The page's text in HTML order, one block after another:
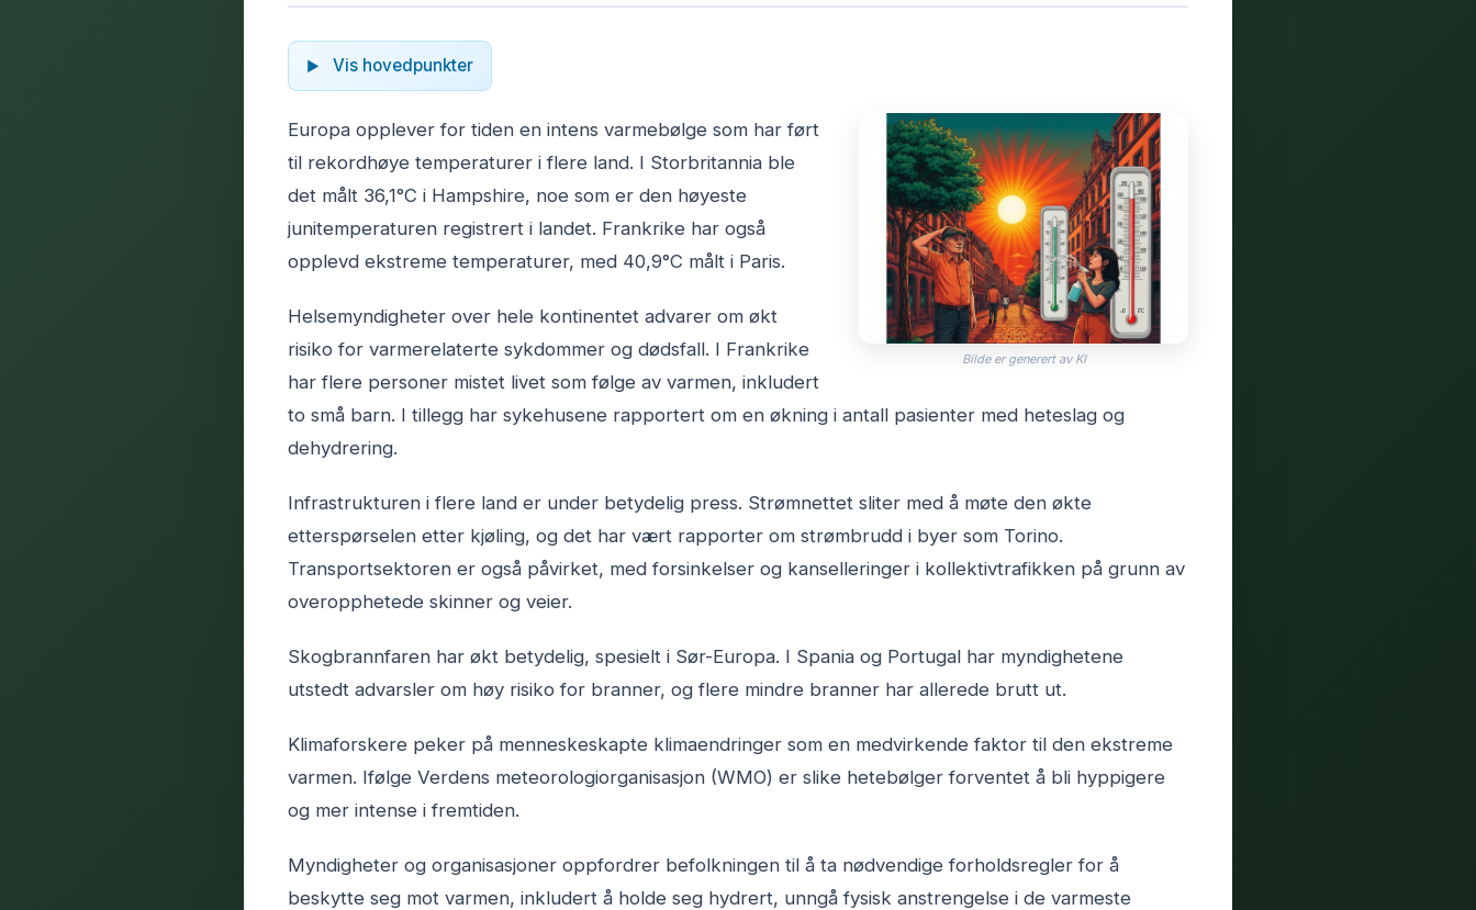
Vis hovedpunkter
Bilde er generert av KI
Europa opplever for tiden en intens varmebølge som har ført
til rekordhøye temperaturer i flere land. I Storbritannia ble
det målt 36,1°C i Hampshire, noe som er den høyeste
junitemperaturen registrert i landet. Frankrike har også
opplevd ekstreme temperaturer, med 40,9°C målt i Paris.
Helsemyndigheter over hele kontinentet advarer om økt
risiko for varmerelaterte sykdommer og dødsfall. I Frankrike
har flere personer mistet livet som følge av varmen, inkludert
to små barn. I tillegg har sykehusene rapportert om en økning i antall pasienter med heteslag og
dehydrering.
Infrastrukturen i flere land er under betydelig press. Strømnettet sliter med å møte den økte
etterspørselen etter kjøling, og det har vært rapporter om strømbrudd i byer som Torino.
Transportsektoren er også påvirket, med forsinkelser og kanselleringer i kollektivtrafikken på grunn av
overopphetede skinner og veier.
Skogbrannfaren har økt betydelig, spesielt i Sør-Europa. I Spania og Portugal har myndighetene
utstedt advarsler om høy risiko for branner, og flere mindre branner har allerede brutt ut.
Klimaforskere peker på menneskeskapte klimaendringer som en medvirkende faktor til den ekstreme
varmen. Ifølge Verdens meteorologiorganisasjon (WMO) er slike hetebølger forventet å bli hyppigere
og mer intense i fremtiden.
Myndigheter og organisasjoner oppfordrer befolkningen til å ta nødvendige forholdsregler for å
beskytte seg mot varmen, inkludert å holde seg hydrert, unngå fysisk anstrengelse i de varmeste